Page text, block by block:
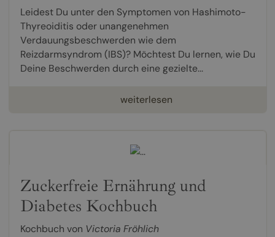
Leidest Du unter den Symptomen von Hashimoto-
Thyreoiditis oder unangenehmen
Verdauungsbeschwerden wie dem
Reizdarmsyndrom (IBS)? Möchtest Du lernen, wie Du
Deine Beschwerden durch eine gezielte...
weiterlesen
Zuckerfreie Ernährung und
Diabetes Kochbuch
Kochbuch von Victoria Fröhlich